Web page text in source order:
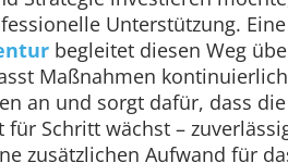
Unterstützung. Eine
begleitet diesen Weg
Maßnahmen
an und sorgt dafür, dass die
für Schritt wächst –
zusätzlichen Aufwand für